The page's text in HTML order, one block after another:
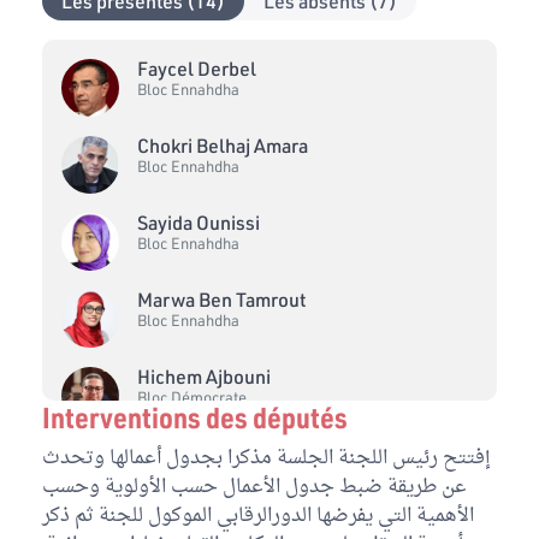
Interventions des députés
إفتتح رئيس اللجنة الجلسة مذكرا بجدول أعمالها وتحدث
عن طريقة ضبط جدول الأعمال حسب الأولوية وحسب
الأهمية التي يفرضها الدورالرقابي الموكول للجنة ثم ذكر
Faycel Derbel
Bloc Ennahdha
Chokri Belhaj Amara
Bloc Ennahdha
Sayida Ounissi
Bloc Ennahdha
Marwa Ben Tamrout
Bloc Ennahdha
Hichem Ajbouni
Bloc Démocrate
Mohamed Ammar
Bloc Démocrate
Thameur Saad